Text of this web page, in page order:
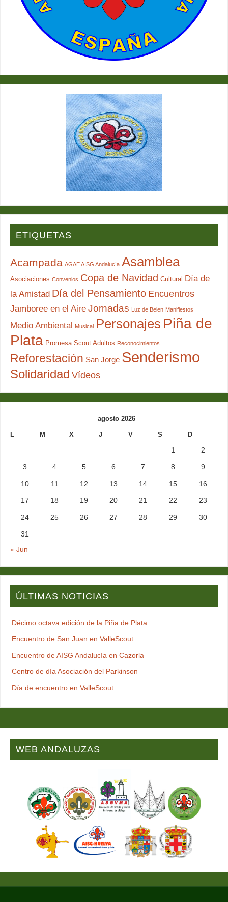
ETIQUETAS
Acampada AGAE AISG Andalucía Asamblea
Asociaciones Convenios Copa de Navidad Cultural Día de
la Amistad Día del Pensamiento Encuentros
Jamboree en el Aire Jornadas Luz de Belen Manifiestos
Medio Ambiental Musical Personajes Piña de
Plata Promesa Scout Adultos Reconocimientos
Reforestación San Jorge Senderismo
Solidaridad Vídeos
agosto 2026
L M X J V S D
1 2
3 4 5 6 7 8 9
10 11 12 13 14 15 16
17 18 19 20 21 22 23
24 25 26 27 28 29 30
31
« Jun
ÚLTIMAS NOTICIAS
Décimo octava edición de la Piña de Plata
Encuentro de San Juan en ValleScout
Encuentro de AISG Andalucía en Cazorla
Centro de día Asociación del Parkinson
Día de encuentro en ValleScout
WEB ANDALUZAS